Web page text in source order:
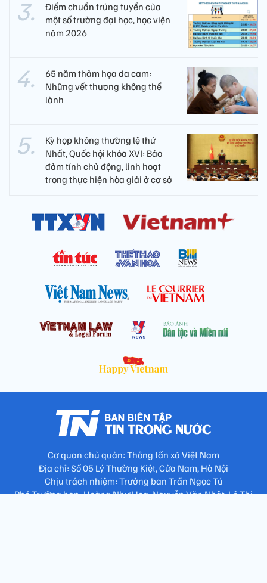
Điểm chuẩn trúng tuyển của
một số trường đại học, học viện
năm 2026
65 năm thảm họa da cam:
Những vết thương không thể
lành
Kỳ họp không thường lệ thứ
Nhất, Quốc hội khóa XVI: Bảo
đảm tính chủ động, linh hoạt
trong thực hiện hòa giải ở cơ sở
Cơ quan chủ quản: Thông tấn xã Việt Nam
Địa chỉ: Số 05 Lý Thường Kiệt, Cửa Nam, Hà Nội
Chịu trách nhiệm: Trưởng ban Trần Ngọc Tú
Phó Trưởng ban: Hoàng Như Hoa, Nguyễn Văn Nhật, Lê Thị